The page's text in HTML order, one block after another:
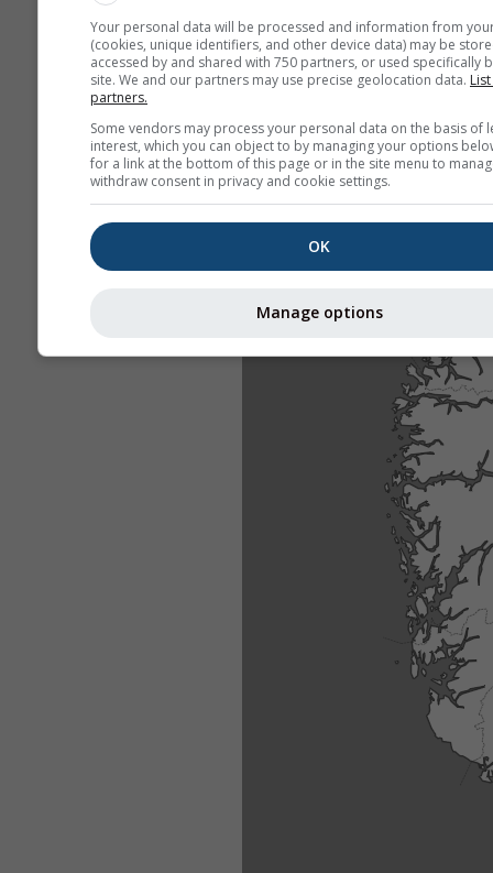
Your personal data will be processed and information from
(cookies, unique identifiers, and other device data) may be
accessed by and shared with 750 partners, or used specifically
site. We and our partners may use precise geolocation data.
partners.
Some vendors may process your personal data on the basis of
interest, which you can object to by managing your options
for a link at the bottom of this page or in the site menu to
withdraw consent in privacy and cookie settings.
OK
Manage options